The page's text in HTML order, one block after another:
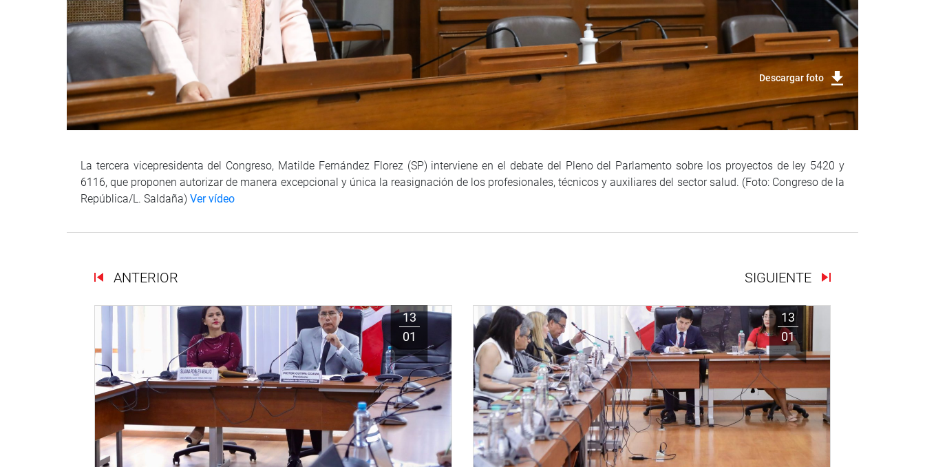
Descargar foto
La tercera vicepresidenta del Congreso, Matilde Fernández Florez (SP) interviene en el debate del Pleno del Parlamento sobre los proyectos de ley 5420 y
6116, que proponen autorizar de manera excepcional y única la reasignación de los profesionales, técnicos y auxiliares del sector salud. (Foto: Congreso de la
República/L. Saldaña) Ver vídeo
ANTERIOR SIGUIENTE
13
01
13
01